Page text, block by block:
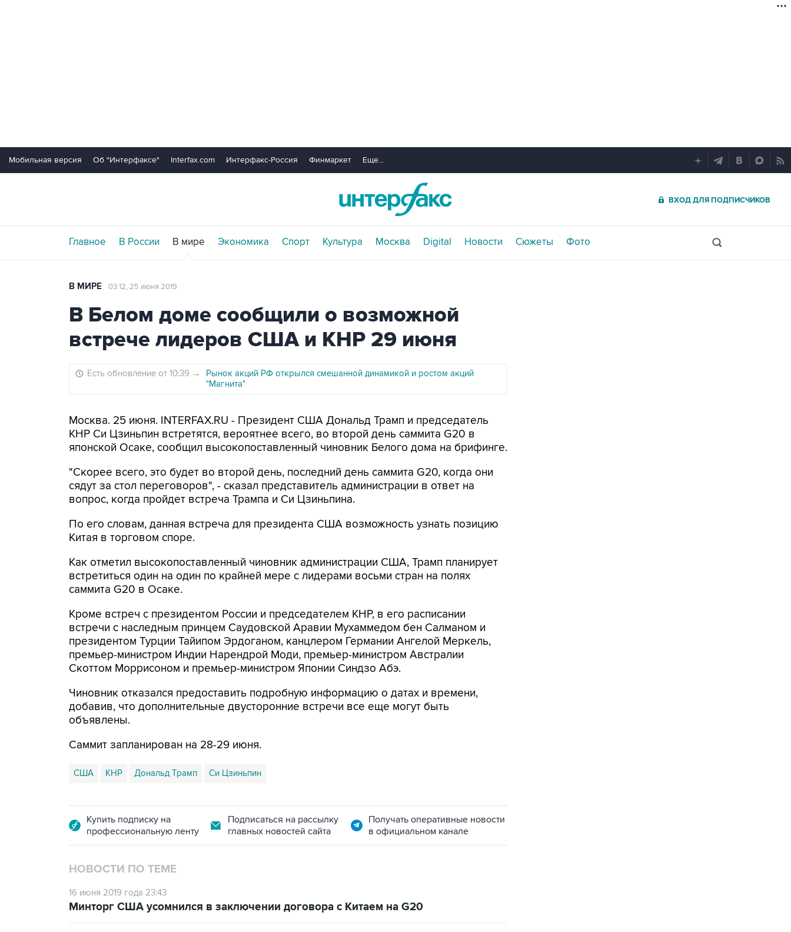
Мобильная версия Об "Интерфаксе" Interfax.com Интерфакс-Россия Финмаркет Еще...
ВХОД ДЛЯ ПОДПИСЧИКОВ
Главное В России В мире Экономика Спорт Культура Москва Digital Новости Сюжеты Фото
В МИРЕ 03:12, 25 июня 2019
В Белом доме сообщили о возможной
встрече лидеров США и КНР 29 июня
Есть обновление от 10:39 →
Рынок акций РФ открылся смешанной динамикой и ростом акций
"Магнита"
Москва. 25 июня. INTERFAX.RU - Президент США Дональд Трамп и председатель
КНР Си Цзиньпин встретятся, вероятнее всего, во второй день саммита G20 в
японской Осаке, сообщил высокопоставленный чиновник Белого дома на брифинге.
"Скорее всего, это будет во второй день, последний день саммита G20, когда они
сядут за стол переговоров", - сказал представитель администрации в ответ на
вопрос, когда пройдет встреча Трампа и Си Цзиньпина.
По его словам, данная встреча для президента США возможность узнать позицию
Китая в торговом споре.
Как отметил высокопоставленный чиновник администрации США, Трамп планирует
встретиться один на один по крайней мере с лидерами восьми стран на полях
саммита G20 в Осаке.
Кроме встреч с президентом России и председателем КНР, в его расписании
встречи с наследным принцем Саудовской Аравии Мухаммедом бен Салманом и
президентом Турции Тайипом Эрдоганом, канцлером Германии Ангелой Меркель,
премьер-министром Индии Нарендрой Моди, премьер-министром Австралии
Скоттом Моррисоном и премьер-министром Японии Синдзо Абэ.
Чиновник отказался предоставить подробную информацию о датах и времени,
добавив, что дополнительные двусторонние встречи все еще могут быть
объявлены.
Саммит запланирован на 28-29 июня.
США КНР Дональд Трамп Си Цзиньпин
Купить подписку на
профессиональную ленту
Подписаться на рассылку
главных новостей сайта
Получать оперативные новости
в официальном канале
НОВОСТИ ПО ТЕМЕ
16 июня 2019 года 23:43
Минторг США усомнился в заключении договора с Китаем на G20